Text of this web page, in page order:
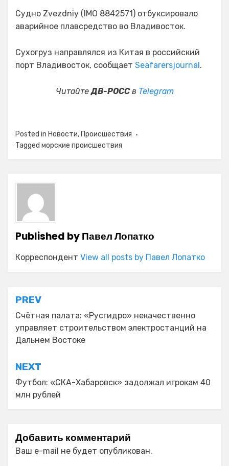
Судно Zvezdniy (IMO 8842571) отбуксировало
аварийное плавсредство во Владивосток.
Сухогруз направлялся из Китая в российский
порт Владивосток, сообщает Seafarersjournal.
ЧитайтеДВ-РОССв Telegram
Posted in Новости, Происшествия
Tagged морские происшествия
Published byПавел Лопатко
Корреспондент View all posts by Павел Лопатко
Навигация
по
записям
PREV
Счётная палата: «Русгидро» некачественно
управляет строительством электростанций на
Дальнем Востоке
NEXT
Футбол: «СКА-Хабаровск» задолжал игрокам 40
млн рублей
Добавить комментарий
Ваш e-mail не будет опубликован.